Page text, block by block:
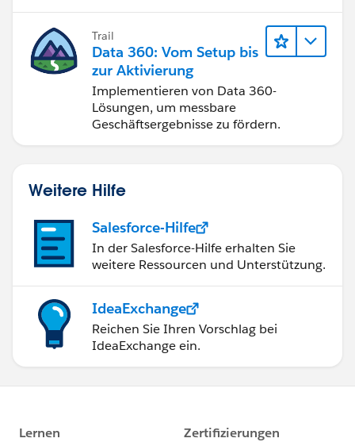
Trail
Data 360: Vom Setup bis
zur Aktivierung
Implementieren von Data 360-
Lösungen, um messbare
Geschäftsergebnisse zu fördern.
Weitere Hilfe
Salesforce-Hilfe
In der Salesforce-Hilfe erhalten Sie
weitere Ressourcen und Unterstützung.
IdeaExchange
Reichen Sie Ihren Vorschlag bei
IdeaExchange ein.